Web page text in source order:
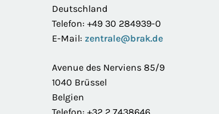
Deutschland
Telefon: +49 30 284939-0
E-Mail: zentrale@brak.de
Avenue des Nerviens 85/9
1040 Brüssel
Belgien
Telefon: +32 2 7438646